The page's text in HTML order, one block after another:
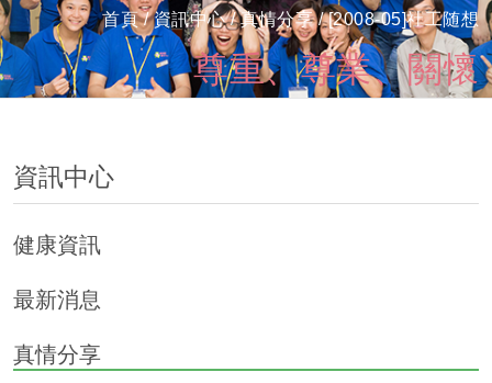
首頁/ 資訊中心 /真情分享/ [2008-05]社工随想
尊重、尊業、關懷
資訊中心
健康資訊
最新消息
真情分享